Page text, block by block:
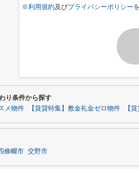
※利用規約及びプライバシーポリシー
り条件から探す
メ物件 【賃貸特集】敷金礼金ゼロ物件 【
條畷市 交野市